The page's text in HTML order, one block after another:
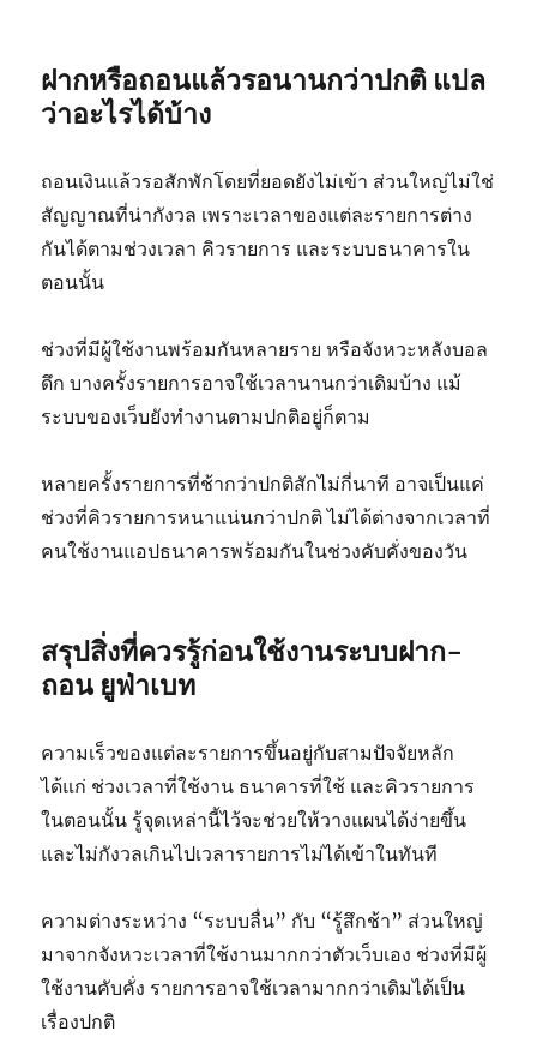
ฝากหรือถอนแล้วรอนานกว่าปกติ แปล
ว่าอะไรได้บ้าง
ถอนเงินแล้วรอสักพักโดยที่ยอดยังไม่เข้า ส่วนใหญ่ไม่ใช่
สัญญาณที่น่ากังวล เพราะเวลาของแต่ละรายการต่าง
กันได้ตามช่วงเวลา คิวรายการ และระบบธนาคารใน
ตอนนั้น
ช่วงที่มีผู้ใช้งานพร้อมกันหลายราย หรือจังหวะหลังบอล
ดึก บางครั้งรายการอาจใช้เวลานานกว่าเดิมบ้าง แม้
ระบบของเว็บยังทำงานตามปกติอยู่ก็ตาม
หลายครั้งรายการที่ช้ากว่าปกติสักไม่กี่นาที อาจเป็นแค่
ช่วงที่คิวรายการหนาแน่นกว่าปกติ ไม่ได้ต่างจากเวลาที่
คนใช้งานแอปธนาคารพร้อมกันในช่วงคับคั่งของวัน
สรุปสิ่งที่ควรรู้ก่อนใช้งานระบบฝาก-
ถอน ยูฟ่าเบท
ความเร็วของแต่ละรายการขึ้นอยู่กับสามปัจจัยหลัก
ได้แก่ ช่วงเวลาที่ใช้งาน ธนาคารที่ใช้ และคิวรายการ
ในตอนนั้น รู้จุดเหล่านี้ไว้จะช่วยให้วางแผนได้ง่ายขึ้น
และไม่กังวลเกินไปเวลารายการไม่ได้เข้าในทันที
ความต่างระหว่าง “ระบบลื่น” กับ “รู้สึกช้า” ส่วนใหญ่
มาจากจังหวะเวลาที่ใช้งานมากกว่าตัวเว็บเอง ช่วงที่มีผู้
ใช้งานคับคั่ง รายการอาจใช้เวลามากกว่าเดิมได้เป็น
เรื่องปกติ